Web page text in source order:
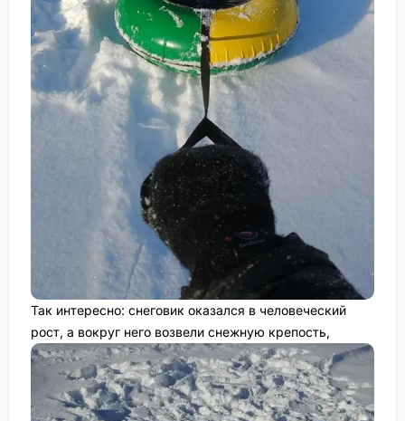
Так интересно: снеговик оказался в человеческий
рост, а вокруг него возвели снежную крепость,